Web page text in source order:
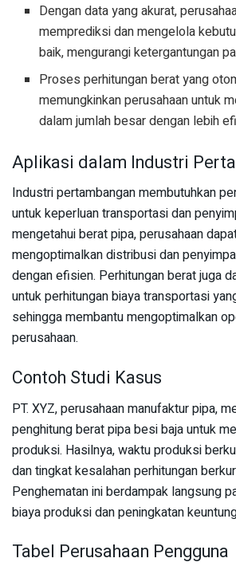
Dengan data yang akurat,
memprediksi dan mengelola
baik, mengurangi ketergantungan
Proses perhitungan berat yang
memungkinkan perusahaan untuk
dalam jumlah besar dengan lebih
Aplikasi dalam Industri
Industri pertambangan membutuhkan
untuk keperluan transportasi dan
mengetahui berat pipa, perusahaan
mengoptimalkan distribusi dan
dengan efisien. Perhitungan berat juga
untuk perhitungan biaya transportasi
sehingga membantu mengoptimalkan
perusahaan.
Contoh Studi Kasus
PT. XYZ, perusahaan manufaktur pipa,
penghitung berat pipa besi baja untuk
produksi. Hasilnya, waktu produksi
dan tingkat kesalahan perhitungan
Penghematan ini berdampak langsung
biaya produksi dan peningkatan
Tabel Perusahaan Pengguna